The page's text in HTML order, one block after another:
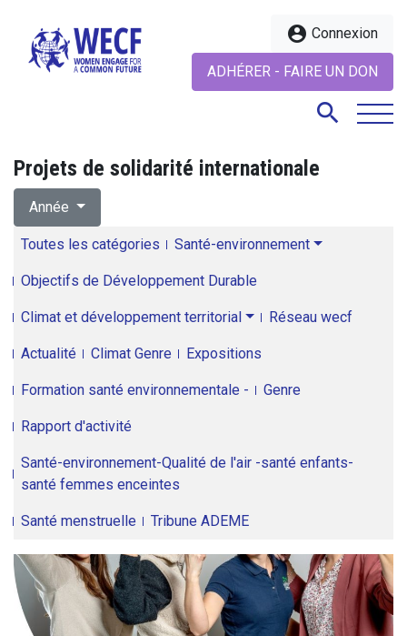
account_circle Connexion
ADHÉRER - FAIRE UN DON
search
Projets de solidarité internationale
Année
Toutes les catégories Santé-environnement
Objectifs de Développement Durable
Climat et développement territorial Réseau wecf
Actualité Climat Genre Expositions
Formation santé environnementale - Genre
Rapport d'activité
Santé-environnement-Qualité de l'air -santé enfants-
santé femmes enceintes
Santé menstruelle Tribune ADEME